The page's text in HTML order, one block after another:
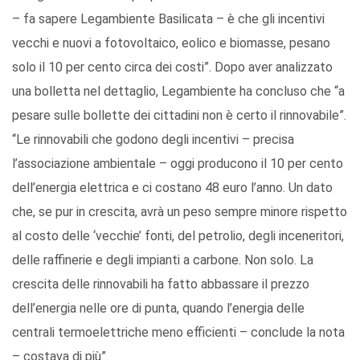
– fa sapere Legambiente Basilicata – è che gli incentivi
vecchi e nuovi a fotovoltaico, eolico e biomasse, pesano
solo il 10 per cento circa dei costi”. Dopo aver analizzato
una bolletta nel dettaglio, Legambiente ha concluso che “a
pesare sulle bollette dei cittadini non è certo il rinnovabile”.
“Le rinnovabili che godono degli incentivi – precisa
l’associazione ambientale – oggi producono il 10 per cento
dell’energia elettrica e ci costano 48 euro l’anno. Un dato
che, se pur in crescita, avrà un peso sempre minore rispetto
al costo delle ‘vecchie’ fonti, del petrolio, degli inceneritori,
delle raffinerie e degli impianti a carbone. Non solo. La
crescita delle rinnovabili ha fatto abbassare il prezzo
dell’energia nelle ore di punta, quando l’energia delle
centrali termoelettriche meno efficienti – conclude la nota
– costava di più”.